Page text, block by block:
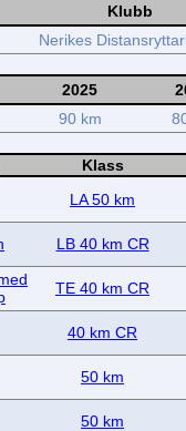
Klubb
Nerikes
2025
90 km
Klass
LA 50 km
LB 40 km CR
TE 40 km CR
40 km CR
50 km
50 km